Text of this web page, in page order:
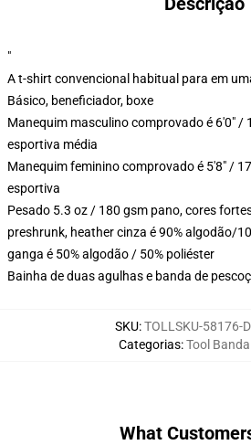
"
A t-shirt convencional habitual para em
Básico, beneficiador, boxe
Manequim masculino comprovado é 6'0" /
esportiva média
Manequim feminino comprovado é 5'8" /
esportiva
Pesado 5.3 oz / 180 gsm pano, cores
preshrunk, heather cinza é 90% algodão/
ganga é 50% algodão / 50% poliéster
Bainha de duas agulhas e banda de
SKU:TOLLSKU-58176-
Categorias:Tool
What